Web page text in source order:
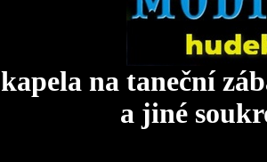
kapela na taneční
a jiné